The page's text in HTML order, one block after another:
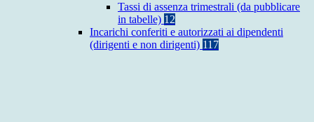
Tassi di assenza trimestrali (da pubblicare
in tabelle) 12
Incarichi conferiti e autorizzati ai dipendenti
(dirigenti e non dirigenti) 117